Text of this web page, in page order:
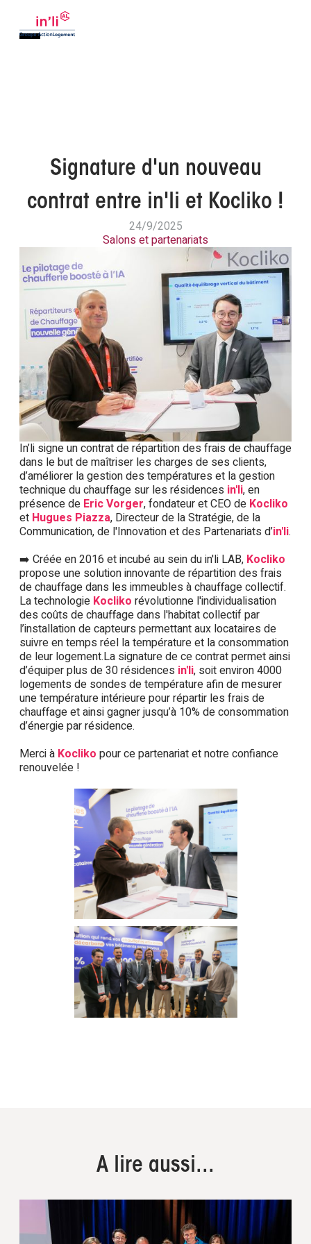
Signature d'un nouveau
contrat entre in'li et Kocliko !
24/9/2025
Salons et partenariats
In’li signe un contrat de répartition des frais de chauffage
dans le but de maîtriser les charges de ses clients,
d’améliorer la gestion des températures et la gestion
technique du chauffage sur les résidences in'li, en
présence de Eric Vorger, fondateur et CEO de Kocliko
et Hugues Piazza, Directeur de la Stratégie, de la
Communication, de l'Innovation et des Partenariats d’in'li.
➡️ Créée en 2016 et incubé au sein du in'li LAB, Kocliko
propose une solution innovante de répartition des frais
de chauffage dans les immeubles à chauffage collectif.
La technologie Kocliko révolutionne l'individualisation
des coûts de chauffage dans l'habitat collectif par
l’installation de capteurs permettant aux locataires de
suivre en temps réel la température et la consommation
de leur logement.La signature de ce contrat permet ainsi
d’équiper plus de 30 résidences in'li, soit environ 4000
logements de sondes de température afin de mesurer
une température intérieure pour répartir les frais de
chauffage et ainsi gagner jusqu’à 10% de consommation
d’énergie par résidence.
Merci à Kocliko pour ce partenariat et notre confiance
renouvelée !
A lire aussi...